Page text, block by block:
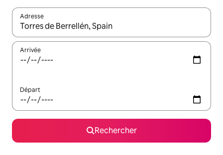
Adresse
Lorsque les résultats s'affichent, utilisez les flèches vers le
Arrivée
Départ
Rechercher